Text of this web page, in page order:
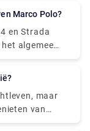
Water
nemen en
waar u
Marco Polo?
en Strada
algemeen
naar
de
Water
nemen en
waar u
maar
van
nachtclubs